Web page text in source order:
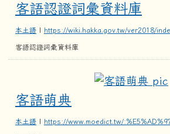
客語認證詞彙資料庫
本土語 | https://wiki.hakka.gov.tw/ver2018/
客語認證詞彙資料庫
客語萌典
本土語 | https://www.moedict.tw/